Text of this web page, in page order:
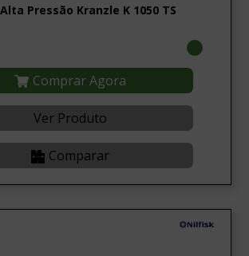
Pressão Kranzle K 1050 TS
Comprar Agora
Ver Produto
Comparar